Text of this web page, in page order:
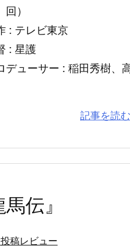
）
: テレビ東京
: 星護
ューサー : 稲田秀樹、
記事を読む
伝』
稿レビュー